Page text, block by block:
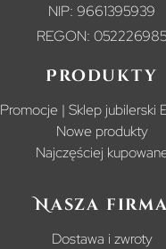
NIP: 9661395939
REGON: 052226985
Produkty
Promocje | Sklep jubilerski
Nowe produkty
Najczęściej
Nasza firma
Dostawa i zwroty